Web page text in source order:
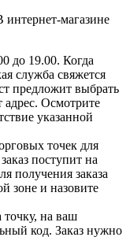
интернет-магазине
до 19.00. Когда
служба свяжется
предложит выбрать
адрес. Осмотрите
указанной
точек для
поступит на
получения заказа
зоне и назовите
точку, на ваш
код. Заказ нужно